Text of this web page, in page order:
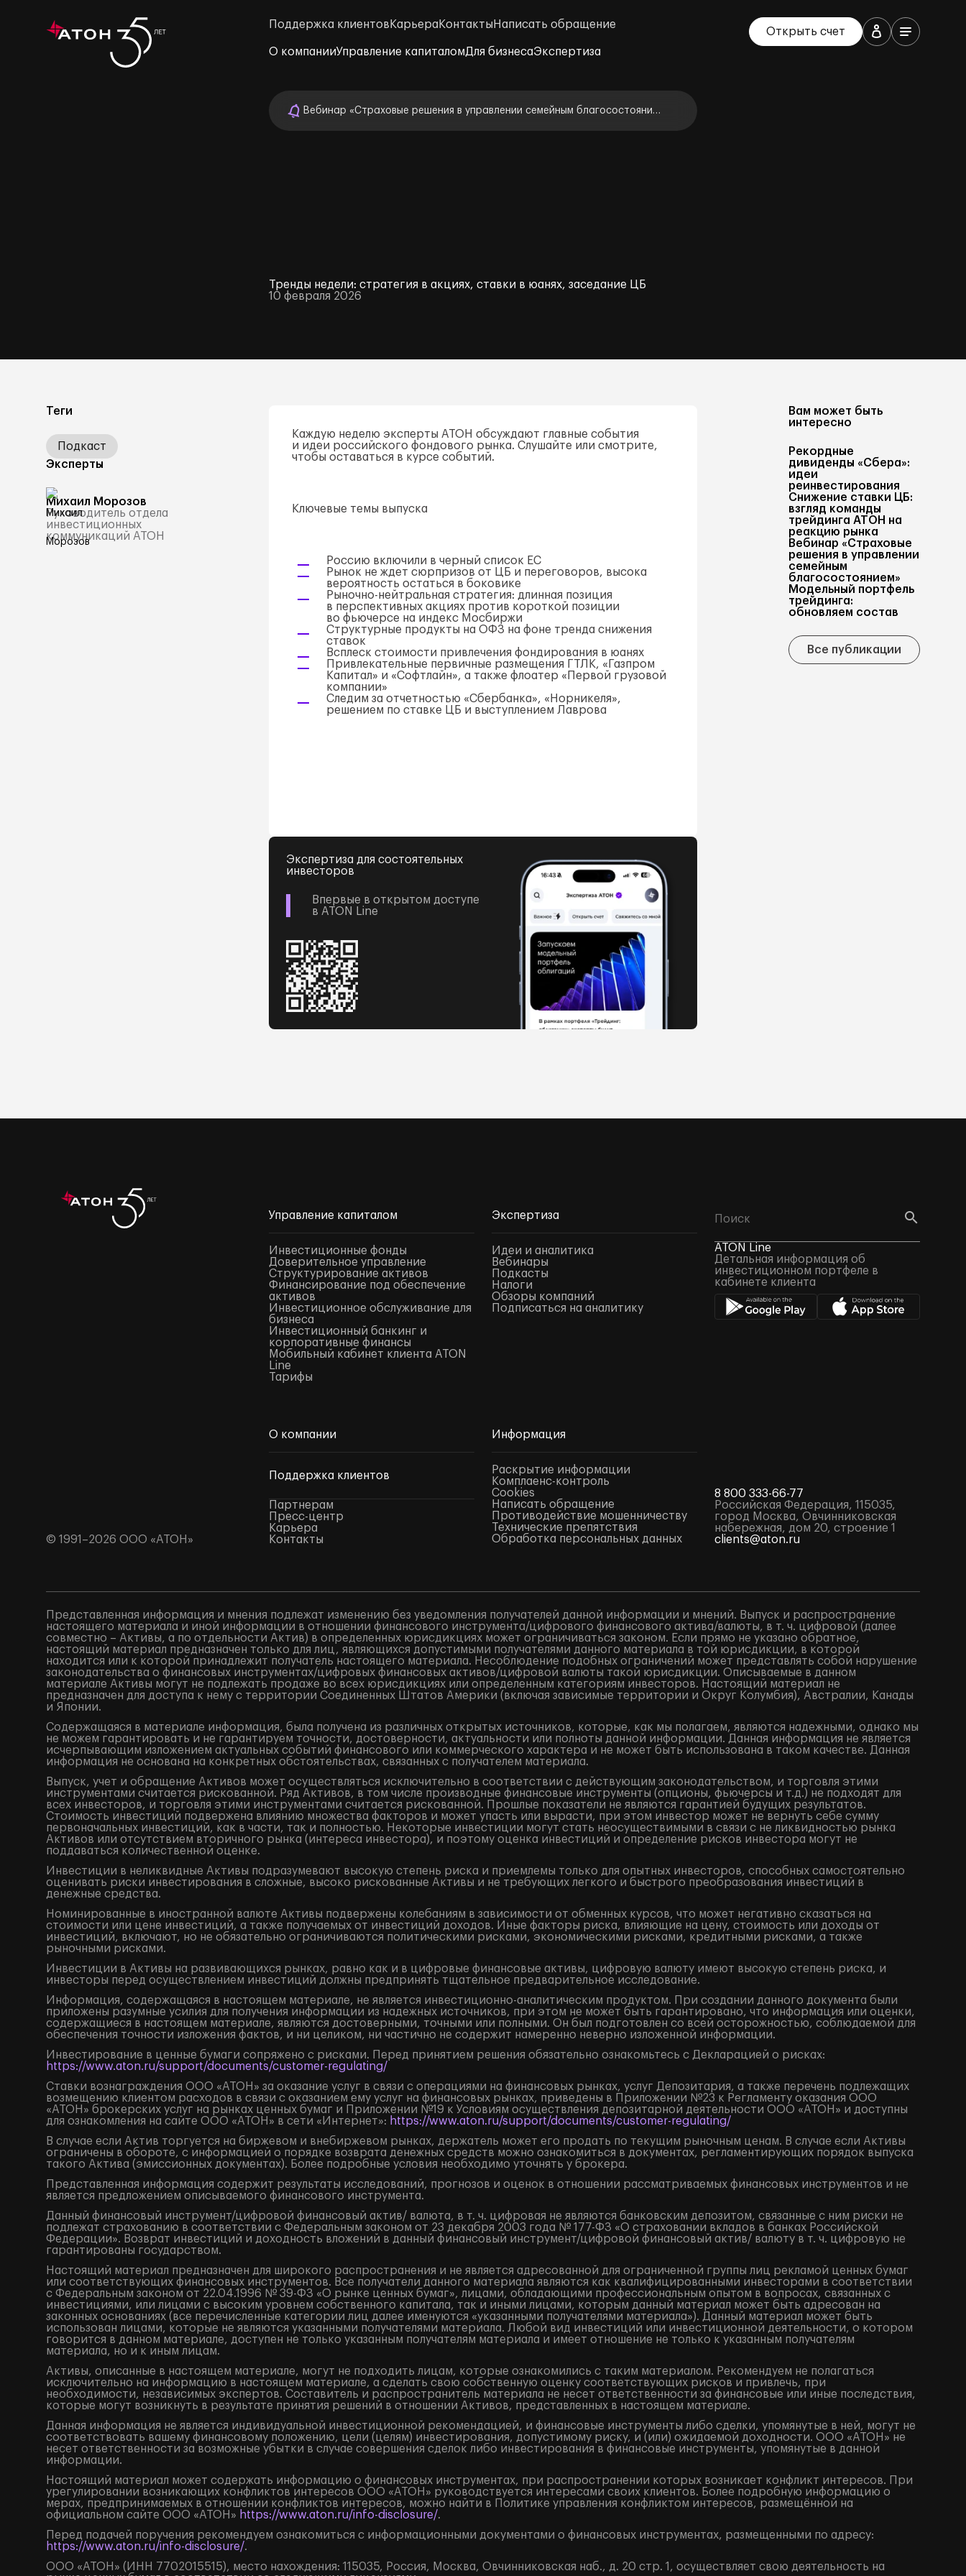
Поддержка клиентов Карьера Контакты Написать обращение
О компанииУправление капиталомДля бизнесаЭкспертиза
Открыть счет
Вебинар «Страховые решения в управлении семейным благосостояние
Тренды недели: стратегия в акциях, ставки в юанях, заседание ЦБ
10 февраля 2026
Теги
Подкаст
Эксперты
Михаил Морозов
Руководитель отдела
инвестиционных
коммуникаций АТОН
Каждую неделю эксперты АТОН обсуждают главные события
и идеи российского фондового рынка. Слушайте или смотрите,
чтобы оставаться в курсе событий.
Ключевые темы выпуска
Россию включили в черный список ЕС
Рынок не ждет сюрпризов от ЦБ и переговоров, высока
вероятность остаться в боковике
Рыночно-нейтральная стратегия: длинная позиция
в перспективных акциях против короткой позиции
во фьючерсе на индекс Мосбиржи
Структурные продукты на ОФЗ на фоне тренда снижения
ставок
Всплеск стоимости привлечения фондирования в юанях
Привлекательные первичные размещения ГТЛК, «Газпром
Капитал» и «Софтлайн», а также флоатер «Первой грузовой
компании»
Следим за отчетностью «Сбербанка», «Норникеля»,
решением по ставке ЦБ и выступлением Лаврова
Экспертиза для состоятельных
инвесторов
Впервые в открытом доступе
в ATON Line
Вам может быть
интересно
Рекордные
дивиденды «Сбера»:
идеи
реинвестирования
Снижение ставки ЦБ:
взгляд команды
трейдинга АТОН на
реакцию рынка
Вебинар «Страховые
решения в управлении
семейным
благосостоянием»
Модельный портфель
трейдинга:
обновляем состав
Все публикации
© 1991–2026 ООО «АТОН»
Управление капиталом
Инвестиционные фонды
Доверительное управление
Структурирование активов
Финансирование под обеспечение
активов
Инвестиционное обслуживание для
бизнеса
Инвестиционный банкинг и
корпоративные финансы
Мобильный кабинет клиента ATON
Line
Тарифы
Экспертиза
Идеи и аналитика
Вебинары
Подкасты
Налоги
Обзоры компаний
Подписаться на аналитику
О компании
Поддержка клиентов
Партнерам
Пресс-центр
Карьера
Контакты
Информация
Раскрытие информации
Комплаенс-контроль
Cookies
Написать обращение
Противодействие мошенничеству
Технические препятствия
Обработка персональных данных
ATON Line
Детальная информация об
инвестиционном портфеле в
кабинете клиента
8 800 333-66-77
Российская Федерация, 115035,
город Москва, Овчинниковская
набережная, дом 20, строение 1
clients@aton.ru
Представленная информация и мнения подлежат изменению без уведомления получателей данной информации и мнений. Выпуск и распространение
настоящего материала и иной информации в отношении финансового инструмента/цифрового финансового актива/валюты, в т. ч. цифровой (далее
совместно – Активы, а по отдельности Актив) в определенных юрисдикциях может ограничиваться законом. Если прямо не указано обратное,
настоящий материал предназначен только для лиц, являющихся допустимыми получателями данного материала в той юрисдикции, в которой
находится или к которой принадлежит получатель настоящего материала. Несоблюдение подобных ограничений может представлять собой нарушение
законодательства о финансовых инструментах/цифровых финансовых активов/цифровой валюты такой юрисдикции. Описываемые в данном
материале Активы могут не подлежать продаже во всех юрисдикциях или определенным категориям инвесторов. Настоящий материал не
предназначен для доступа к нему с территории Соединенных Штатов Америки (включая зависимые территории и Округ Колумбия), Австралии, Канады
и Японии.
Содержащаяся в материале информация, была получена из различных открытых источников, которые, как мы полагаем, являются надежными, однако мы
не можем гарантировать и не гарантируем точности, достоверности, актуальности или полноты данной информации. Данная информация не является
исчерпывающим изложением актуальных событий финансового или коммерческого характера и не может быть использована в таком качестве. Данная
информация не основана на конкретных обстоятельствах, связанных с получателем материала.
Выпуск, учет и обращение Активов может осуществляться исключительно в соответствии с действующим законодательством, и торговля этими
инструментами считается рискованной. Ряд Активов, в том числе производные финансовые инструменты (опционы, фьючерсы и т.д.) не подходят для
всех инвесторов, и торговля этими инструментами считается рискованной. Прошлые показатели не являются гарантией будущих результатов.
Стоимость инвестиций подвержена влиянию множества факторов и может упасть или вырасти, при этом инвестор может не вернуть себе сумму
первоначальных инвестиций, как в части, так и полностью. Некоторые инвестиции могут стать неосуществимыми в связи с не ликвидностью рынка
Активов или отсутствием вторичного рынка (интереса инвестора), и поэтому оценка инвестиций и определение рисков инвестора могут не
поддаваться количественной оценке.
Инвестиции в неликвидные Активы подразумевают высокую степень риска и приемлемы только для опытных инвесторов, способных самостоятельно
оценивать риски инвестирования в сложные, высоко рискованные Активы и не требующих легкого и быстрого преобразования инвестиций в
денежные средства.
Номинированные в иностранной валюте Активы подвержены колебаниям в зависимости от обменных курсов, что может негативно сказаться на
стоимости или цене инвестиций, а также получаемых от инвестиций доходов. Иные факторы риска, влияющие на цену, стоимость или доходы от
инвестиций, включают, но не обязательно ограничиваются политическими рисками, экономическими рисками, кредитными рисками, а также
рыночными рисками.
Инвестиции в Активы на развивающихся рынках, равно как и в цифровые финансовые активы, цифровую валюту имеют высокую степень риска, и
инвесторы перед осуществлением инвестиций должны предпринять тщательное предварительное исследование.
Информация, содержащаяся в настоящем материале, не является инвестиционно-аналитическим продуктом. При создании данного документа были
приложены разумные усилия для получения информации из надежных источников, при этом не может быть гарантировано, что информация или оценки,
содержащиеся в настоящем материале, являются достоверными, точными или полными. Он был подготовлен со всей осторожностью, соблюдаемой для
обеспечения точности изложения фактов, и ни целиком, ни частично не содержит намеренно неверно изложенной информации.
Инвестирование в ценные бумаги сопряжено с рисками. Перед принятием решения обязательно ознакомьтесь с Декларацией о рисках:
https://www.aton.ru/support/documents/customer-regulating/
Ставки вознаграждения ООО «АТОН» за оказание услуг в связи с операциями на финансовых рынках, услуг Депозитария, а также перечень подлежащих
возмещению клиентом расходов в связи с оказанием ему услуг на финансовых рынках, приведены в Приложении №23 к Регламенту оказания ООО
«АТОН» брокерских услуг на рынках ценных бумаг и Приложении №19 к Условиям осуществления депозитарной деятельности ООО «АТОН» и доступны
для ознакомления на сайте ООО «АТОН» в сети «Интернет»: https://www.aton.ru/support/documents/customer-regulating/
В случае если Актив торгуется на биржевом и внебиржевом рынках, держатель может его продать по текущим рыночным ценам. В случае если Активы
ограничены в обороте, с информацией о порядке возврата денежных средств можно ознакомиться в документах, регламентирующих порядок выпуска
такого Актива (эмиссионных документах). Более подробные условия необходимо уточнять у брокера.
Представленная информация содержит результаты исследований, прогнозов и оценок в отношении рассматриваемых финансовых инструментов и не
является предложением описываемого финансового инструмента.
Данный финансовый инструмент/цифровой финансовый актив/ валюта, в т. ч. цифровая не являются банковским депозитом, связанные с ним риски не
подлежат страхованию в соответствии с Федеральным законом от 23 декабря 2003 года № 177-ФЗ «О страховании вкладов в банках Российской
Федерации». Возврат инвестиций и доходность вложений в данный финансовый инструмент/цифровой финансовый актив/ валюту в т. ч. цифровую не
гарантированы государством.
Настоящий материал предназначен для широкого распространения и не является адресованной для ограниченной группы лиц рекламой ценных бумаг
или соответствующих финансовых инструментов. Все получатели данного материала являются как квалифицированными инвесторами в соответствии
с Федеральным законом от 22.04.1996 № 39-ФЗ «О рынке ценных бумаг», лицами, обладающими профессиональным опытом в вопросах, связанных с
инвестициями, или лицами с высоким уровнем собственного капитала, так и иными лицами, которым данный материал может быть адресован на
законных основаниях (все перечисленные категории лиц далее именуются «указанными получателями материала»). Данный материал может быть
использован лицами, которые не являются указанными получателями материала. Любой вид инвестиций или инвестиционной деятельности, о котором
говорится в данном материале, доступен не только указанным получателям материала и имеет отношение не только к указанным получателям
материала, но и к иным лицам.
Активы, описанные в настоящем материале, могут не подходить лицам, которые ознакомились с таким материалом. Рекомендуем не полагаться
исключительно на информацию в настоящем материале, а сделать свою собственную оценку соответствующих рисков и привлечь, при
необходимости, независимых экспертов. Составитель и распространитель материала не несет ответственности за финансовые или иные последствия,
которые могут возникнуть в результате принятия решений в отношении Активов, представленных в настоящем материале.
Данная информация не является индивидуальной инвестиционной рекомендацией, и финансовые инструменты либо сделки, упомянутые в ней, могут не
соответствовать вашему финансовому положению, цели (целям) инвестирования, допустимому риску, и (или) ожидаемой доходности. ООО «АТОН» не
несет ответственности за возможные убытки в случае совершения сделок либо инвестирования в финансовые инструменты, упомянутые в данной
информации.
Настоящий материал может содержать информацию о финансовых инструментах, при распространении которых возникает конфликт интересов. При
урегулировании возникающих конфликтов интересов ООО «АТОН» руководствуется интересами своих клиентов. Более подробную информацию о
мерах, предпринимаемых в отношении конфликтов интересов, можно найти в Политике управления конфликтом интересов, размещённой на
официальном сайте ООО «АТОН» https://www.aton.ru/info-disclosure/.
Перед подачей поручения рекомендуем ознакомиться с информационными документами о финансовых инструментах, размещенными по адресу:
https://www.aton.ru/info-disclosure/.
ООО «АТОН» (ИНН 7702015515), место нахождения: 115035, Россия, Москва, Овчинниковская наб., д. 20 стр. 1, осуществляет свою деятельность на